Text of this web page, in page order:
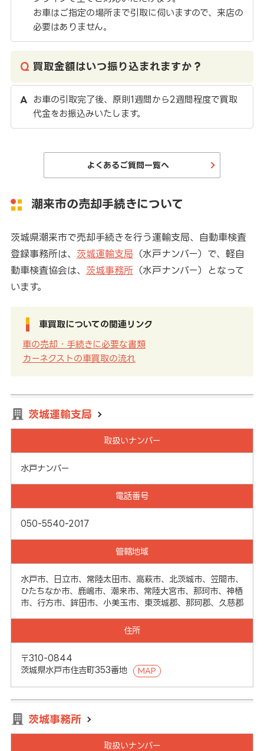
お車はご指定の場所まで引取に伺いますので、来店の
必要はありません。
買取金額はいつ振り込まれますか？
お車の引取完了後、原則1週間から2週間程度で買取
代金をお振込みいたします。
よくあるご質問一覧へ
潮来市の売却手続きについて
茨城県潮来市で売却手続きを行う運輸支局、自動車検査
登録事務所は、 茨城運輸支局 （水戸ナンバー）で、軽自
動車検査協会は、 茨城事務所（水戸ナンバー）となって
います。
車買取についての関連リンク
車の売却・手続きに必要な書類
カーネクストの車買取の流れ
茨城運輸支局
取扱いナンバー
水戸ナンバー
電話番号
050-5540-2017
管轄地域
水戸市、日立市、常陸太田市、高萩市、北茨城市、笠間市、
ひたちなか市、鹿嶋市、潮来市、常陸大宮市、那珂市、神栖
市、行方市、鉾田市、小美玉市、東茨城郡、那珂郡、久慈郡
住所
〒310-0844
茨城県水戸市住吉町353番地
MAP
茨城事務所
取扱いナンバー